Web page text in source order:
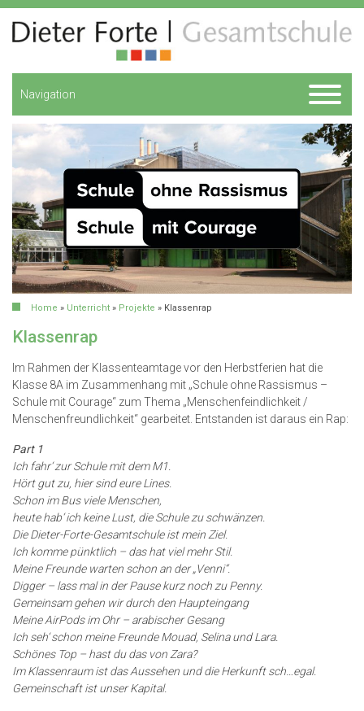
Navigation
Home » Unterricht » Projekte » Klassenrap
Klassenrap
Im Rahmen der Klassenteamtage vor den Herbstferien hat die
Klasse 8A im Zusammenhang mit „Schule ohne Rassismus –
Schule mit Courage“ zum Thema „Menschenfeindlichkeit /
Menschenfreundlichkeit“ gearbeitet. Entstanden ist daraus ein Rap:
Part 1
Ich fahr‘ zur Schule mit dem M1.
Hört gut zu, hier sind eure Lines.
Schon im Bus viele Menschen,
heute hab‘ ich keine Lust, die Schule zu schwänzen.
Die Dieter-Forte-Gesamtschule ist mein Ziel.
Ich komme pünktlich – das hat viel mehr Stil.
Meine Freunde warten schon an der „Venni“.
Digger – lass mal in der Pause kurz noch zu Penny.
Gemeinsam gehen wir durch den Haupteingang
Meine AirPods im Ohr – arabischer Gesang
Ich seh‘ schon meine Freunde Mouad, Selina und Lara.
Schönes Top – hast du das von Zara?
Im Klassenraum ist das Aussehen und die Herkunft sch…egal.
Gemeinschaft ist unser Kapital.